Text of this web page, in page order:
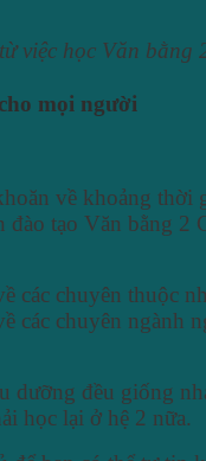
việc học Văn
mọi người
về khoảng
tạo Văn bằng 2
các chuyên thuộc
các chuyên
dưỡng đều giống
học lại ở hệ 2 nữa.